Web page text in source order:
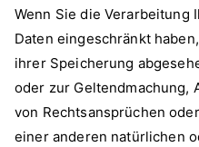
Wenn Sie die Verarbeitung
Daten eingeschränkt
ihrer Speicherung
oder zur Geltendmachung,
von Rechtsansprüchen
einer anderen natürlichen